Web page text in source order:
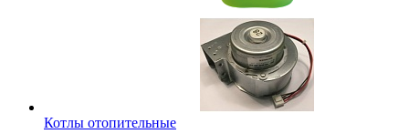
Котлы отопительные